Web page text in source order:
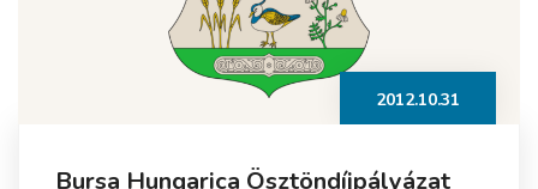
2012.10.31
Bursa Hungarica Ösztöndíjpályázat